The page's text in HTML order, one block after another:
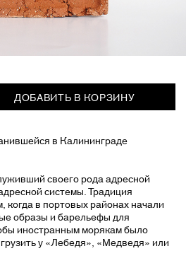
ДОБАВИТЬ В КОРЗИНУ
в Калининграде
своего рода адресной
системы. Традиция
когда в портовых районах начали
образы и барельефы для
иностранным морякам было
у «Лебедя», «Медведя» или